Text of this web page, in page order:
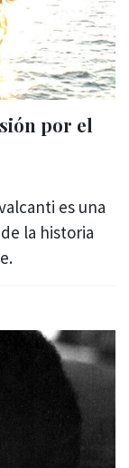
por el
es una
la historia